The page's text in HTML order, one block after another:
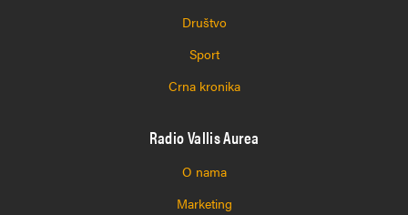
Društvo
Sport
Crna kronika
Radio Vallis Aurea
O nama
Marketing